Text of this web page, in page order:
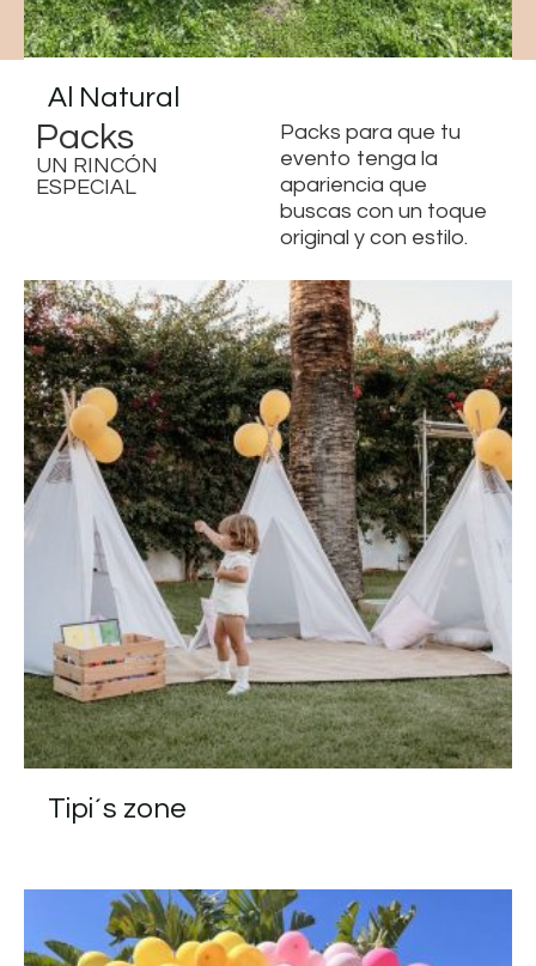
Al Natural
Packs
UN RINCÓN
ESPECIAL
Packs para que tu
evento tenga la
apariencia que
buscas con un toque
original y con estilo.
Tipi´s zone